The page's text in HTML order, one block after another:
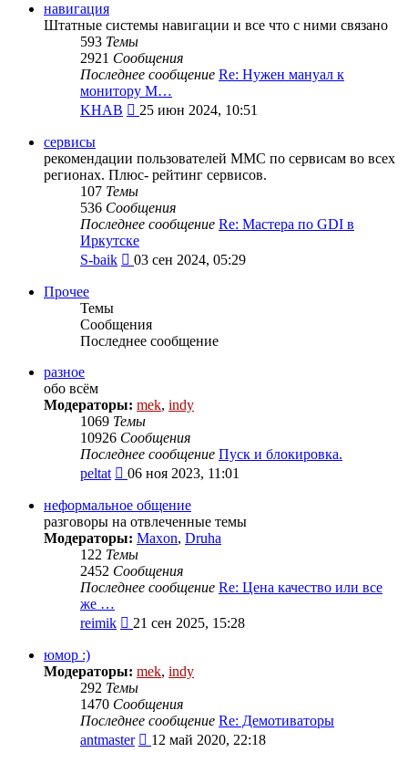
сообщению
навигация
Штатные системы навигации и все что с ними связано
593 Темы
2921 Сообщения
Последнее сообщение Re: Нужен мануал к
монитору M…
KHAB
Перейти
сообщению
25 июн 2024, 10:51
сервисы
рекомендации пользователей MMC по сервисам во всех
регионах. Плюс- рейтинг сервисов.
107 Темы
536 Сообщения
Последнее сообщение Re: Мастера по GDI в
Иркутске
S-baik
Перейти
03 сен 2024, 05:29
Прочее
Темы
Сообщения
Последнее сообщение
разное
обо всём
Модераторы: mek, indy
1069 Темы
10926 Сообщения
Последнее сообщение Пуск и блокировка.
peltat
Перейти
последнему
сообщению
06 ноя 2023, 11:01
неформальное общение
разговоры на отвлеченные темы
Модераторы: Maxon, Druha
122 Темы
2452 Сообщения
Последнее сообщение Re: Цена качество или все
же …
reimik
Перейти
сообщению
21 сен 2025, 15:28
юмор :)
Модераторы: mek, indy
292 Темы
1470 Сообщения
Последнее сообщение Re: Демотиваторы
antmaster
Перейти
12 май 2020, 22:18